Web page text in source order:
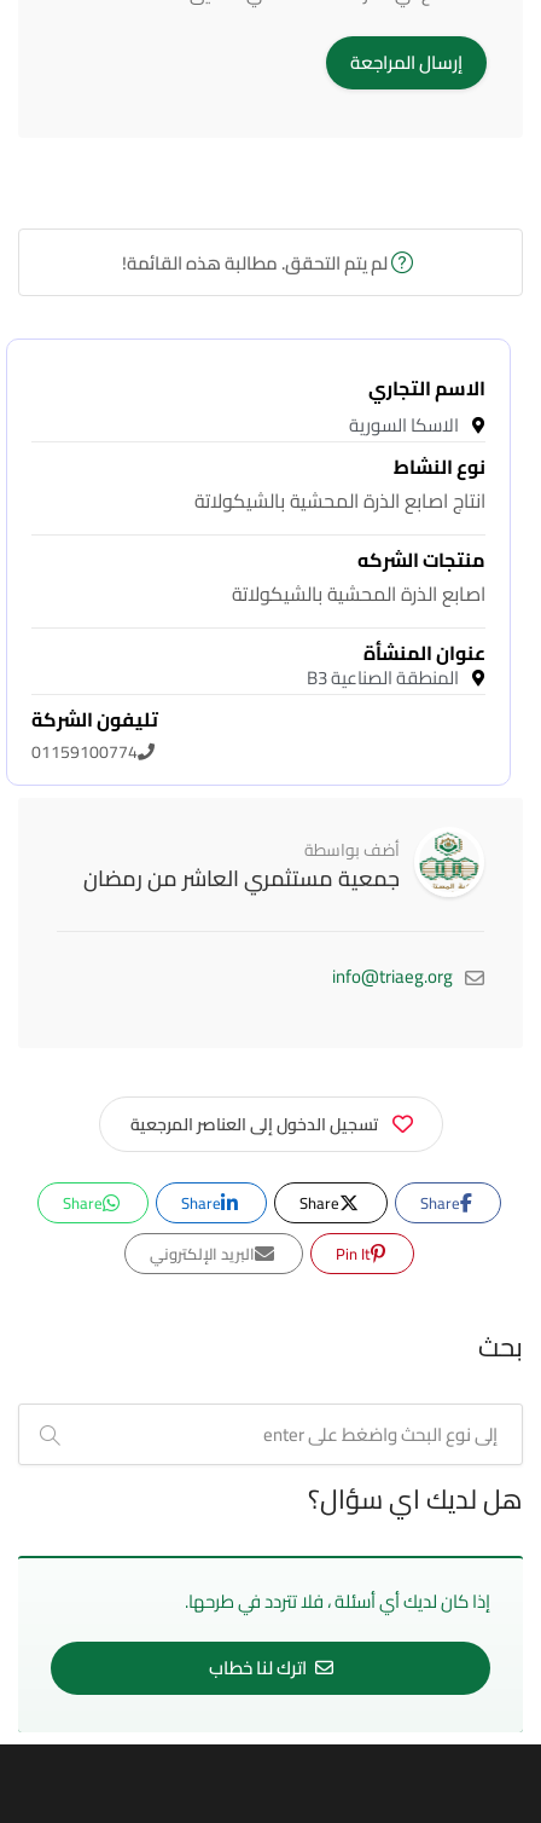
لم يتم التحقق. مطالبة هذه القائمة!
الاسم التجاري
الاسكا السورية
نوع النشاط
انتاج اصابع الذرة المحشية بالشيكولاتة
منتجات الشركه
اصابع الذرة المحشية بالشيكولاتة
عنوان المنشأة
المنطقة الصناعية B3
تليفون الشركة
01159100774
أضف بواسطة
جمعية مستثمري العاشر من رمضان
info@triaeg.org
تسجيل الدخول إلى العناصر المرجعية
Share
Share
Share
Share
Pin It
البريد الإلكتروني
بحث
هل لديك اي سؤال؟
إذا كان لديك أي أسئلة ، فلا تتردد في طرحها.
اترك لنا خطاب